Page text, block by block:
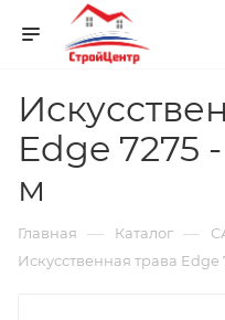
Edge 7275
м
Главная — Каталог —
Искусственная трава